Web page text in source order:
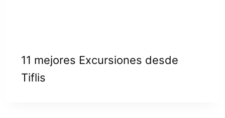
11 mejores Excursiones desde
Tiflis